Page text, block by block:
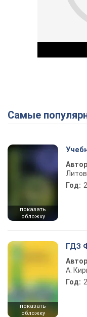
Самые
показать
обложку
Год:
показать
обложку
ГДЗ
А.
Год: